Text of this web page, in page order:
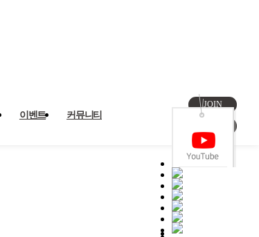
이벤트 커뮤니티
JOIN